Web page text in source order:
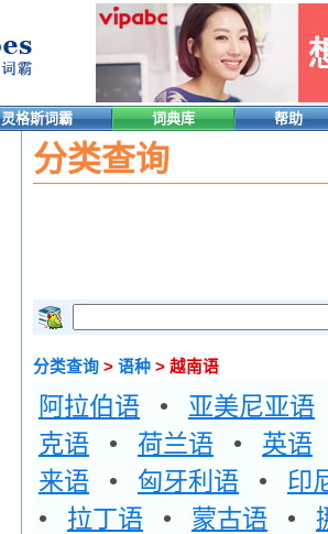
灵格斯词霸 词典库 帮助
分类查询
分类查询 > 语种 > 越南语
阿拉伯语 • 亚美尼亚语
克语 • 荷兰语 • 英语
来语 • 匈牙利语 • 印
• 拉丁语 • 蒙古语 •